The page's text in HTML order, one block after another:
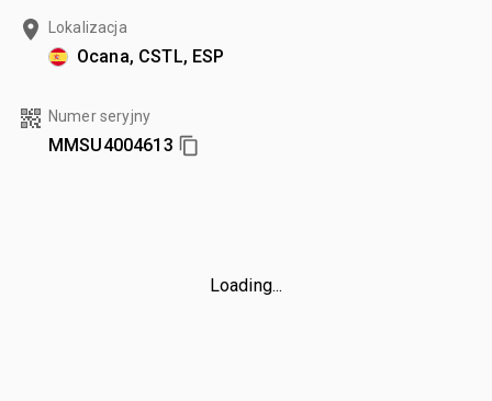
Lokalizacja
Ocana, CSTL, ESP
Numer seryjny
MMSU4004613
Loading...